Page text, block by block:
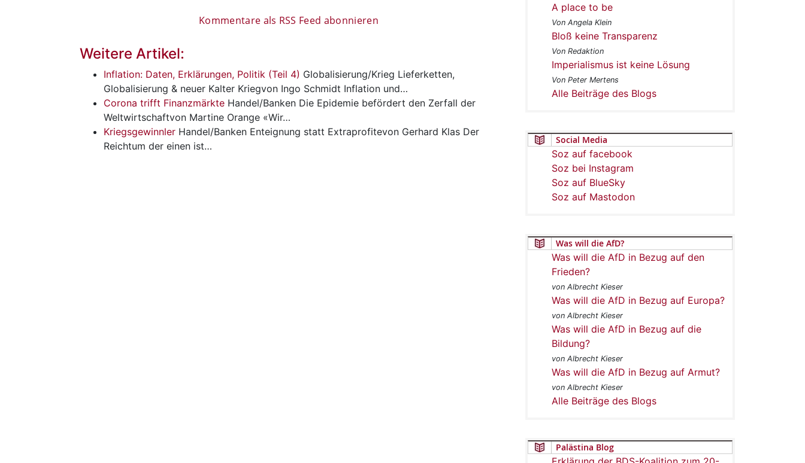
Kommentare als RSS Feed abonnieren
Weitere Artikel:
Inflation: Daten, Erklärungen, Politik (Teil 4) Globalisierung/Krieg Lieferketten,
Globalisierung & neuer Kalter Kriegvon Ingo Schmidt Inflation und…
Corona trifft Finanzmärkte Handel/Banken Die Epidemie befördert den Zerfall der
Weltwirtschaftvon Martine Orange «Wir…
Kriegsgewinnler Handel/Banken Enteignung statt Extraprofitevon Gerhard Klas Der
Reichtum der einen ist…
A place to be
Von Angela Klein
Bloß keine Transparenz
Von Redaktion
Imperialismus ist keine Lösung
Von Peter Mertens
Alle Beiträge des Blogs
Social Media
Soz auf facebook
Soz bei Instagram
Soz auf BlueSky
Soz auf Mastodon
Was will die AfD?
Was will die AfD in Bezug auf den
Frieden?
von Albrecht Kieser
Was will die AfD in Bezug auf Europa?
von Albrecht Kieser
Was will die AfD in Bezug auf die
Bildung?
von Albrecht Kieser
Was will die AfD in Bezug auf Armut?
von Albrecht Kieser
Alle Beiträge des Blogs
Palästina Blog